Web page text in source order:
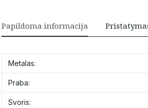
Papildoma informacija
Metalas:
Praba:
Svoris: